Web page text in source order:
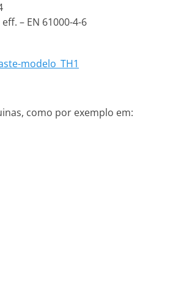
– EN 61000-4-6
modelo_TH1
como por exemplo em: